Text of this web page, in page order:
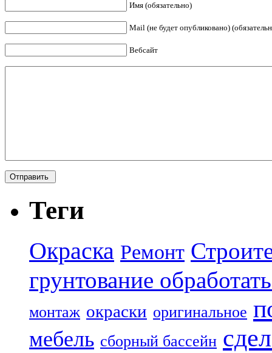
Имя (обязательно)
Mail (не будет опубликовано)
Вебсайт
Теги
Окраска Ремонт
грунтование
монтаж окраски оригинальное
мебель сборный бассейн